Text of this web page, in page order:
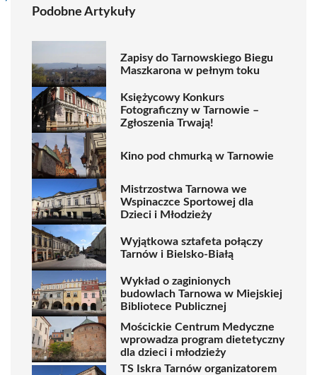
Podobne Artykuły
Zapisy do Tarnowskiego Biegu
Maszkarona w pełnym toku
Księżycowy Konkurs
Fotograficzny w Tarnowie –
Zgłoszenia Trwają!
Kino pod chmurką w Tarnowie
Mistrzostwa Tarnowa we
Wspinaczce Sportowej dla
Dzieci i Młodzieży
Wyjątkowa sztafeta połączy
Tarnów i Bielsko-Białą
Wykład o zaginionych
budowlach Tarnowa w Miejskiej
Bibliotece Publicznej
Mościckie Centrum Medyczne
wprowadza program dietetyczny
dla dzieci i młodzieży
TS Iskra Tarnów organizatorem